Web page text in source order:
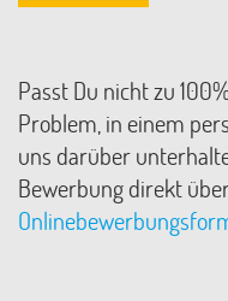
Passt Du nicht zu
Problem, in einem
uns darüber
Bewerbung direkt